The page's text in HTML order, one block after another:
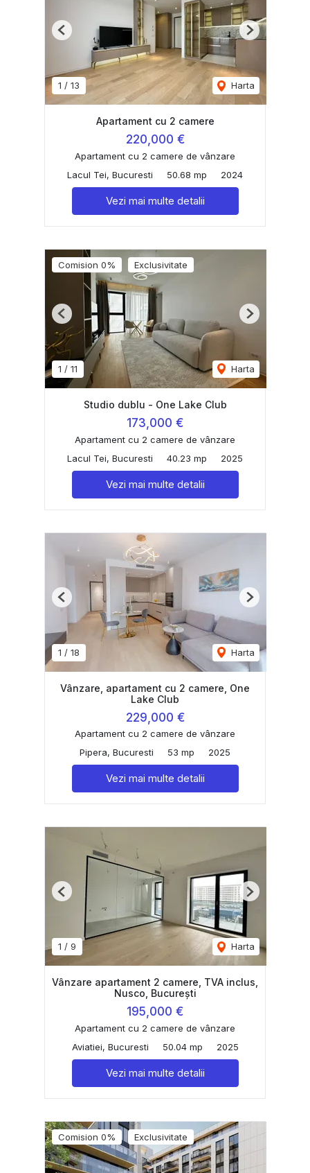
1 / 13 Harta
Previous Next
Apartament cu 2 camere
220,000 €
Apartament cu 2 camere de vânzare
Lacul Tei, Bucuresti
50.68 mp 2024
Vezi mai multe detalii
Comision 0% Exclusivitate
1 / 11 Harta
Previous Next
Studio dublu - One Lake Club
173,000 €
Apartament cu 2 camere de vânzare
Lacul Tei, Bucuresti
40.23 mp 2025
Vezi mai multe detalii
1 / 18 Harta
Previous Next
Vânzare, apartament cu 2 camere, One
Lake Club
229,000 €
Apartament cu 2 camere de vânzare
Pipera, Bucuresti
53 mp 2025
Vezi mai multe detalii
1 / 9 Harta
Previous Next
Vânzare apartament 2 camere, TVA inclus,
Nusco, București
195,000 €
Apartament cu 2 camere de vânzare
Aviatiei, Bucuresti
50.04 mp 2025
Vezi mai multe detalii
Comision 0% Exclusivitate